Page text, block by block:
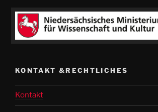
KONTAKT &RECHTLICHES
Kontakt